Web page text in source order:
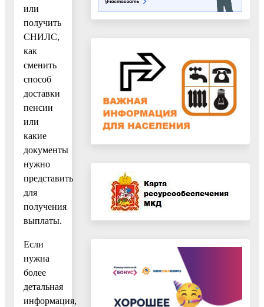
или
получить
СНИЛС,
как
сменить
способ
доставки
пенсии
или
какие
документы
нужно
представить
для
получения
выплаты.
Если
нужна
более
детальная
информация,